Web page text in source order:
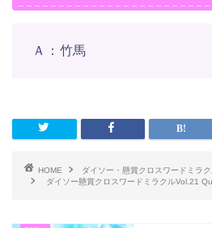
Ａ：竹馬
HOME
ダイソー・懸賞クロスワードミラ
ダイソー懸賞クロスワードミラクルVol.21